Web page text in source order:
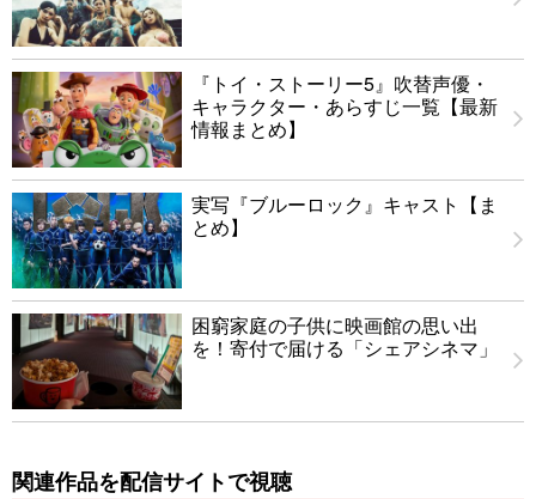
『トイ・ストーリー5』吹替声優・
キャラクター・あらすじ一覧【最新
情報まとめ】
実写『ブルーロック』キャスト【ま
とめ】
困窮家庭の子供に映画館の思い出
を！寄付で届ける「シェアシネマ」
関連作品を配信サイトで視聴